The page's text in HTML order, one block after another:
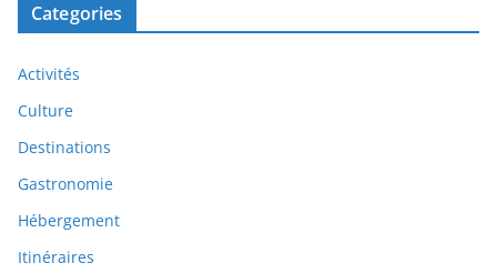
Categories
Activités
Culture
Destinations
Gastronomie
Hébergement
Itinéraires